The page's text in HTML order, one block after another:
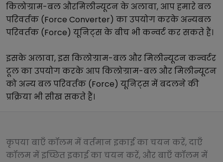
किलोग्राम-बल औरमिलीन्यूटनके अलावा, आप हमारेबल
परिवर्तक (Force Converter) का उपयोग करके अन्यबल
परिवर्तक (Force) यूनिट्स के बीच भी कन्वर्ट कर सकते हैं।
इसके अलावा, इसकिलोग्राम-बल औरमिलीन्यूटनकन्वर्टर
टूल का उपयोग करके आपकिलोग्राम-बल औरमिलीन्यूटन
को अन्यबल परिवर्तक (Force) यूनिट्स में बदलने की
प्रक्रिया भी सीख सकते हैं।
कृपया बाएँ कॉलम में वर्तमान इकाई का चयन करें, दाएँ
कॉलम में इच्छित इकाई का चयन करें, और बाएँ कॉलम में